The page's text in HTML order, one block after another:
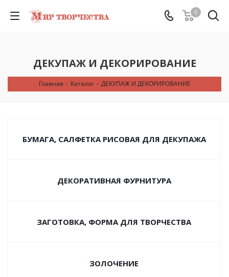
0
ДЕКУПАЖ И ДЕКОРИРОВАНИЕ
Главная - Каталог - ДЕКУПАЖ И ДЕКОРИРОВАНИЕ
БУМАГА, САЛФЕТКА РИСОВАЯ ДЛЯ ДЕКУПАЖА
ДЕКОРАТИВНАЯ ФУРНИТУРА
ЗАГОТОВКА, ФОРМА ДЛЯ ТВОРЧЕСТВА
ЗОЛОЧЕНИЕ